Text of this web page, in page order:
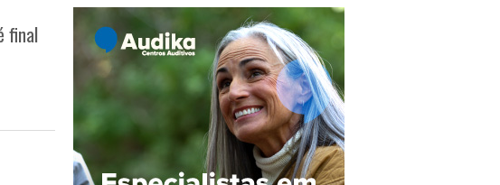
final